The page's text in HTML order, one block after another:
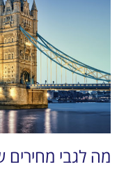
מה לגבי מחירים